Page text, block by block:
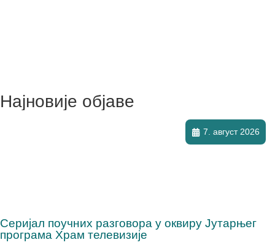
Најновије објаве
Серијал поучних разговора у оквиру Јутарњег
програма Храм телевизије
7. август 2026